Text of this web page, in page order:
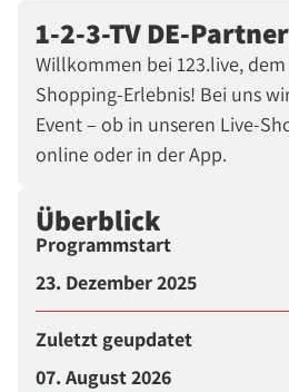
1-2-3-TV DE-
Willkommen bei 123.live,
Shopping-Erlebnis! Bei uns
Event – ob in unseren Live-
online oder in der App.
Überblick
Programmstart
23. Dezember 2025
Zuletzt geupdatet
07. August 2026